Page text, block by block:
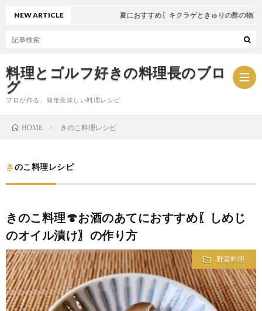
料理とゴルフ好きの料理長のブロ
グ
プロが作る、簡単美味しい料理レシピ
わ
せ
バ
シ
NEW ARTICLE 夏におすすめ〖キクラゲときゅりの酢の物〗
HOME きのこ料理レシピ
きのこ料理レシピ
きのこ料理🍄お酒のあてにおすすめ〖しめじ
のオイル漬け〗の作り方
野菜料理